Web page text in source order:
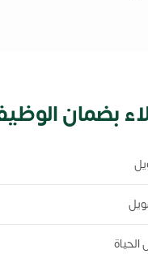
بضمان